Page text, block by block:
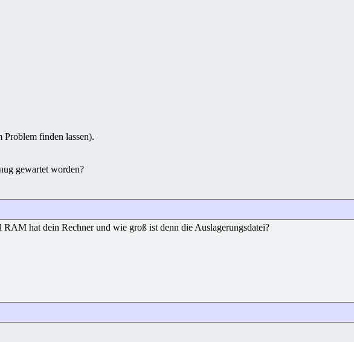
finden lassen).
gewartet worden?
hat dein Rechner und wie groß ist denn die Auslagerungsdatei?